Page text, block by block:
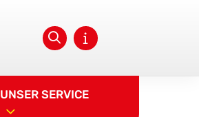
UNSER SERVICE